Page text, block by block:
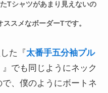
Tシャツがあまり見えないの
スメなボーダーTです。
た『 太番手五分袖プル
』でも同じようにネック
、僕のようにボートネ